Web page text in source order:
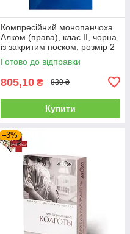
Компресійний монопанчоха
Алком (права), клас II, чорна,
із закритим носком, розмір 2
(6062)
Готово до відправки
805,10 ₴ 830 ₴
Купити
–3%